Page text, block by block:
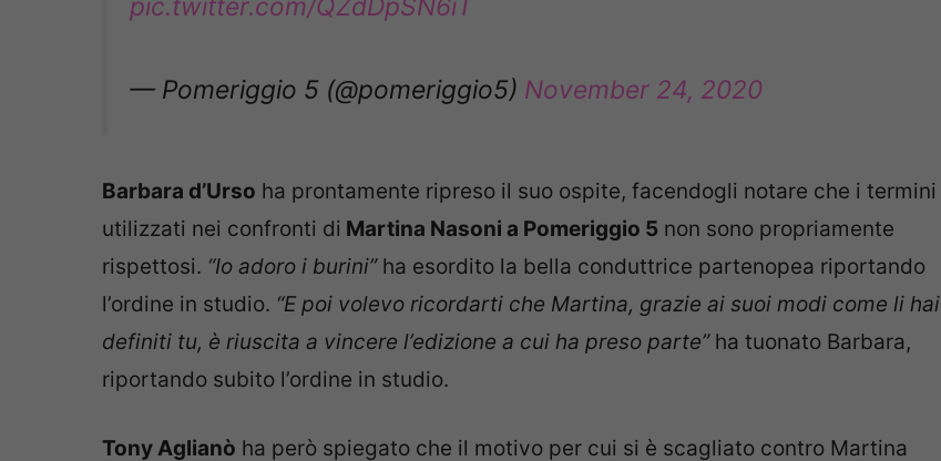
— Pomeriggio 5 (@pomeriggio5) November 24, 2020
Barbara d’Urso ha prontamente ripreso il suo ospite, facendogli notare che i termini
utilizzati nei confronti di Martina Nasoni a Pomeriggio 5 non sono propriamente
rispettosi. “Io adoro i burini”ha esordito la bella conduttrice partenopea riportando
l’ordine in studio. “E poi volevo ricordarti che Martina, grazie ai suoi modi come li hai
definiti tu, è riuscita a vincere l’edizione a cui ha preso parte”ha tuonato Barbara,
riportando subito l’ordine in studio.
Tony Aglianò ha però spiegato che il motivo per cui si è scagliato contro Martina